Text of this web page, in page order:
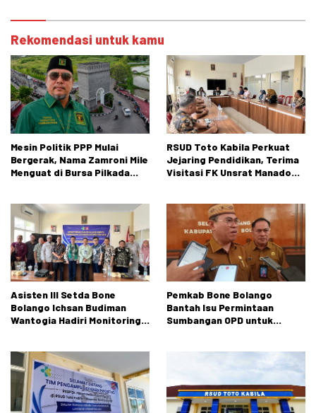
Rekomendasi untuk kamu
Mesin Politik PPP Mulai
Bergerak, Nama Zamroni Mile
Menguat di Bursa Pilkada
RSUD Toto Kabila Perkuat
Jejaring Pendidikan, Terima
Visitasi FK Unsrat Manado
Asisten III Setda Bone
Bolango Ichsan Budiman
Wantogia Hadiri Monitoring,
Uronefrologi oleh
Kementerian Kesehatan RI
dan RSUP Dr. Hasan Sadikin
Bandung
Pemkab Bone Bolango
Bantah Isu Permintaan
Sumbangan OPD untuk